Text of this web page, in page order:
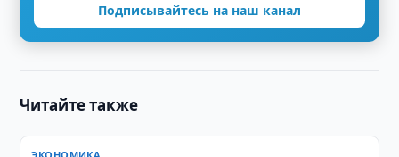
Подписывайтесь на наш канал
Читайте также